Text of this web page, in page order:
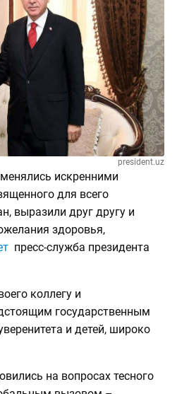
president.uz
искренними
для всего
выразили друг другу и
здоровья,
пресс-служба президента
коллегу и
государственным
и детей, широко
на вопросах тесного